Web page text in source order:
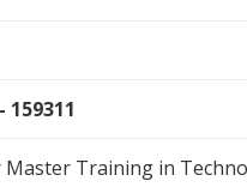
159311
Training in